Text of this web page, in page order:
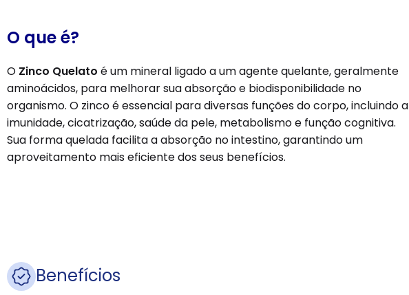
O que é?
O Zinco Quelato é um mineral ligado a um agente quelante, geralmente
aminoácidos, para melhorar sua absorção e biodisponibilidade no
organismo. O zinco é essencial para diversas funções do corpo, incluindo a
imunidade, cicatrização, saúde da pele, metabolismo e função cognitiva.
Sua forma quelada facilita a absorção no intestino, garantindo um
aproveitamento mais eficiente dos seus benefícios.
Benefícios